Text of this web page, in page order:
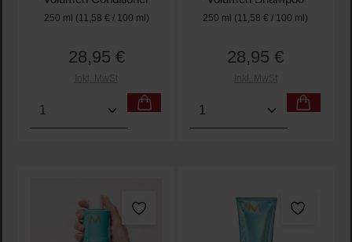
250 ml (11,58 € / 100 ml)
Regulärer Preis:
28,95 €
Inkl. MwSt
Produkt Anzahl: Gib den gewünschten Wert ein
250 ml (11,58 € / 100 ml)
Regulärer Preis:
28,95 €
Inkl. MwSt
Produkt Anzahl: Gib